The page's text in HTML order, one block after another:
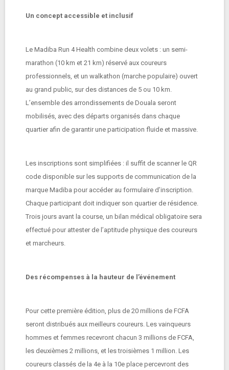
Un concept accessible et inclusif
Le Madiba Run 4 Health combine deux volets : un semi-
marathon (10 km et 21 km) réservé aux coureurs
professionnels, et un walkathon (marche populaire) ouvert
au grand public, sur des distances de 5 ou 10 km.
L’ensemble des arrondissements de Douala seront
mobilisés, avec des départs organisés dans chaque
quartier afin de garantir une participation fluide et massive.
Les inscriptions sont simplifiées : il suffit de scanner le QR
code disponible sur les supports de communication de la
marque Madiba pour accéder au formulaire d’inscription.
Chaque participant doit indiquer son quartier de résidence.
Trois jours avant la course, un bilan médical obligatoire sera
effectué pour attester de l’aptitude physique des coureurs
et marcheurs.
Des récompenses à la hauteur de l’événement
Pour cette première édition, plus de 20 millions de FCFA
seront distribués aux meilleurs coureurs. Les vainqueurs
hommes et femmes recevront chacun 3 millions de FCFA,
les deuxièmes 2 millions, et les troisièmes 1 million. Les
coureurs classés de la 4e à la 10e place percevront des